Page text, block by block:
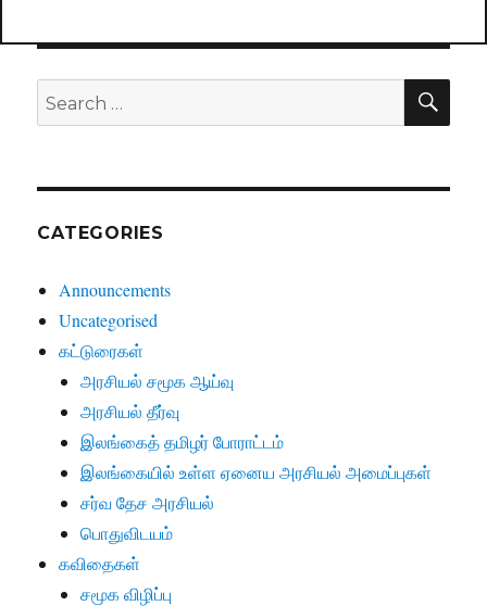
Search
for:
CATEGORIES
Announcements
Uncategorised
கட்டுரைகள்
அரசியல் சமூக ஆய்வு
அரசியல் தீர்வு
இலங்கைத் தமிழர் போராட்டம்
இலங்கையில் உள்ள ஏனைய அரசியல் அமைப்புகள்
சர்வ தேச அரசியல்
பொதுவிடயம்
கவிதைகள்
சமூக விழிப்பு